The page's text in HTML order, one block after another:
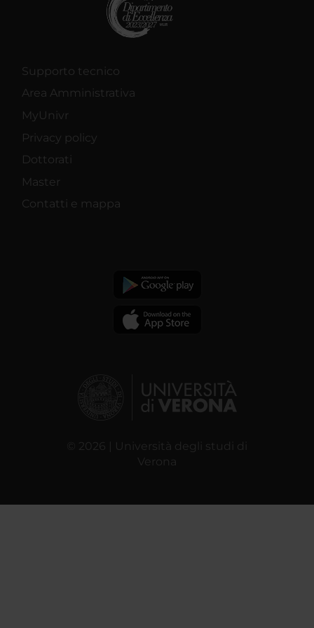
Supporto tecnico
Area Amministrativa
MyUnivr
Privacy policy
Dottorati
Master
Contatti e mappa
© 2026 | Università degli studi di
Verona